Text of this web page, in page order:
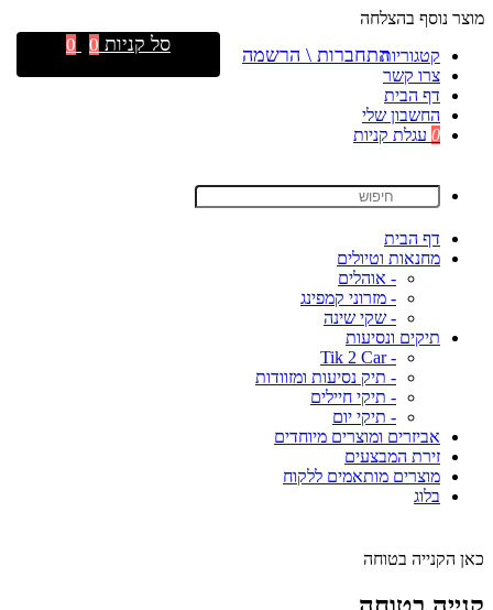
מוצר נוסף בהצלחה
קטגוריות
צרו קשר
דף הבית
החשבון שלי
0 עגלת קניות
דף הבית
מחנאות וטיולים
- אוהלים
- מזרוני קמפינג
- שקי שינה
תיקים ונסיעות
- Tik 2 Car
- תיק נסיעות ומזוודות
- תיקי חיילים
- תיקי יום
אביזרים ומוצרים מיוחדים
זירת המבצעים
מוצרים מותאמים ללקוח
בלוג
כאן הקנייה בטוחה
התחברות \ הרשמה סל קניות 0
0